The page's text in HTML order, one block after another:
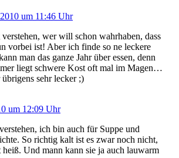
um 11:46 Uhr
wer will schon wahrhaben, dass
vorbei ist! Aber ich finde so ne leckere
man das ganze Jahr über essen, denn
liegt schwere Kost oft mal im Magen…
sehr lecker ;)
um 12:09 Uhr
ich bin auch für Suppe und
So richtig kalt ist es zwar noch nicht,
heiß. Und mann kann sie ja auch lauwarm